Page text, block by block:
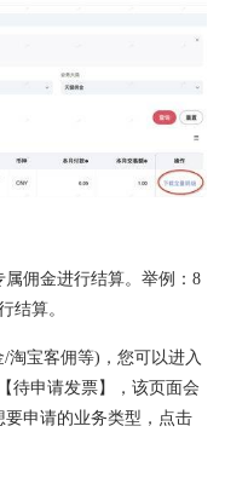
佣金进行结算。举例：8
结算。
淘宝客佣等)，您可以进入
待申请发票】，该页面会
申请的业务类型，点击